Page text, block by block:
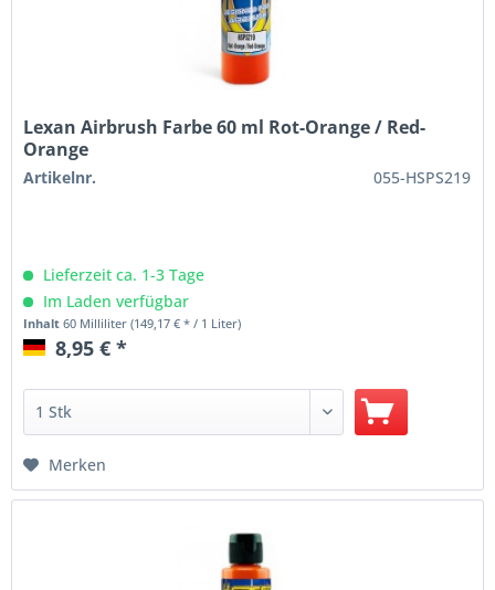
Lexan Airbrush Farbe 60 ml Rot-Orange / Red-
Orange
Artikelnr. 055-HSPS219
Lieferzeit ca. 1-3 Tage
Im Laden verfügbar
Inhalt60 Milliliter(149,17 € * / 1 Liter)
8,95 € *
Merken